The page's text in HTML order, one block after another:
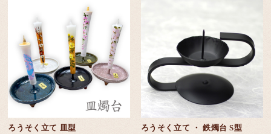
ろうそく立て 皿型
ろうそく立て ・ 鉄燭台 S型